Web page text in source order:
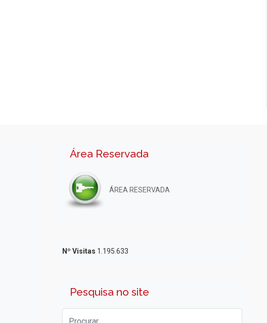
Área Reservada
ÁREA RESERVADA
Nº Visitas 1.195.633
Pesquisa no site